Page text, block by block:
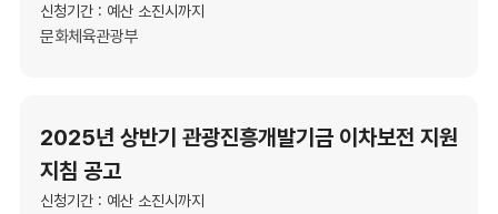
신청기간 : 예산 소진시까지
문화체육관광부
2025년 상반기 관광진흥개발기금 이차보전 지원
지침 공고
신청기간 : 예산 소진시까지